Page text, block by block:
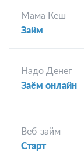
Мама Кеш
Займ
Надо Денег
Заём онлайн
Веб-займ
Старт